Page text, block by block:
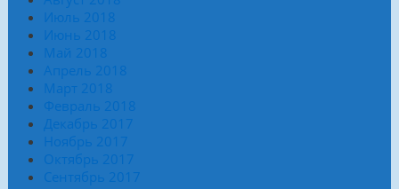
Июль 2018
Июнь 2018
Май 2018
Апрель 2018
Март 2018
Февраль 2018
Декабрь 2017
Ноябрь 2017
Октябрь 2017
Сентябрь 2017